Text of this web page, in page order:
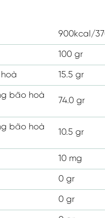
900kcal/
100 gr
15.5 gr
bão hoà
74.0 gr
bão hoà
10.5 gr
10 mg
0 gr
0 gr